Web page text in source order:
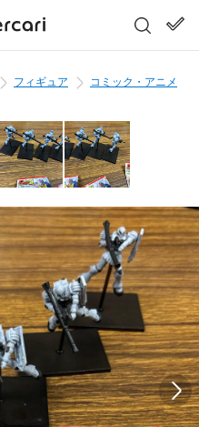
フィギュア
コミック・アニメ